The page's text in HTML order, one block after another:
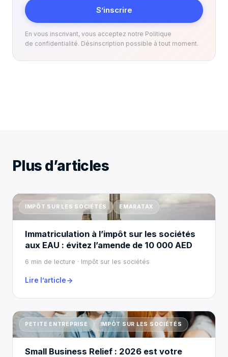
mail
S’inscrire
En vous inscrivant, vous acceptez notre Politique
de confidentialité. Désinscription possible à tout moment.
Plus d’articles
IMPÔT SUR LES SOCIÉTÉS EMARATAX
Immatriculation à l’impôt sur les sociétés
aux EAU : évitez l’amende de 10 000 AED
6 min de lecture · Impôt sur les sociétés
Lire l’article
PETITE ENTREPRISE IMPÔT SUR LES SOCIÉTÉS
Small Business Relief : 2026 est votre